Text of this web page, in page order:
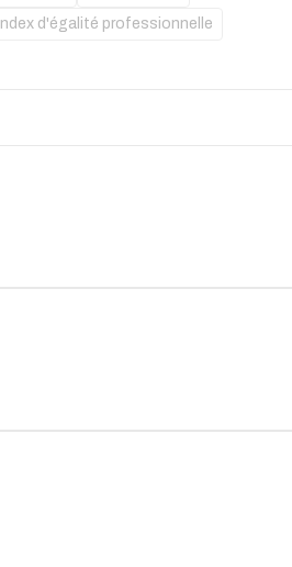
Index d'égalité professionnelle